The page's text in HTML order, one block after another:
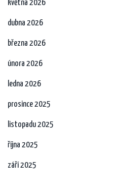
května 2026
dubna 2026
března 2026
února 2026
ledna 2026
prosince 2025
listopadu 2025
října 2025
září 2025